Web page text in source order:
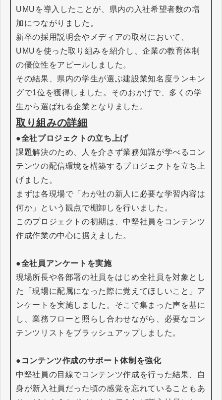
UMUを導入したことが、県内の入社希望者数の増
加につながりました。
新卒の採用説明会やメディアの取材において、
UMUを使った取り組みを紹介し、企業の教育体制
の優位性をアピールしました。
その結果、県内の学生が選ぶ建設業知名度ランキン
グで1位を獲得しました。そのおかげで、多くの学
生から選ばれる企業となりました。
取り組みの詳細
●全社プロジェクトの立ち上げ
課題解決のため、人を介さず業務知識が学べるコン
テンツの配信環境を構築するプロジェクトを立ち上
げました。
まずは各現場で「わが社の新人に必要な学習内容は
何か」という観点で棚卸しを行いました。
このプロジェクトの初期は、中堅社員をコンテンツ
作成作業の中心に据えました。
●全社員アンケートを実施
現場所長や各部署の社員をはじめ全社員を対象とし
た「現場に配属になった際に覚えてほしいこと」ア
ンケートを実施しました。そこで集まった声を基に
し、業務フローと照らし合わせながら、必要なコン
テンツリストをブラッシュアップしました。
●コンテンツ作成のサポート体制を強化
中堅社員の目線でコンテンツ作成を行った結果、自
身が新入社員だった頃の感覚を忘れていることもあ